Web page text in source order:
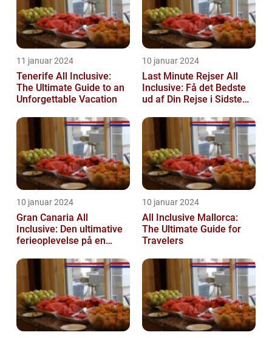
11 januar 2024
Tenerife All Inclusive:
The Ultimate Guide to an
Unforgettable Vacation
10 januar 2024
Last Minute Rejser All
Inclusive: Få det Bedste
ud af Din Rejse i Sidste
10 januar 2024
Gran Canaria All
Inclusive: Den ultimative
ferieoplevelse på en
10 januar 2024
All Inclusive Mallorca:
The Ultimate Guide for
Travelers